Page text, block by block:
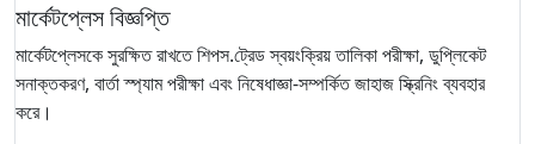
মার্কেটপ্লেস বিজ্ঞপ্তি
মার্কেটপ্লেসকে সুরক্ষিত রাখতে শিপস.ট্রেড স্বয়ংক্রিয় তালিকা পরীক্ষা, ডুপ্লিকেট
সনাক্তকরণ, বার্তা স্প্যাম পরীক্ষা এবং নিষেধাজ্ঞা-সম্পর্কিত জাহাজ স্ক্রিনিং ব্যবহার
করে।